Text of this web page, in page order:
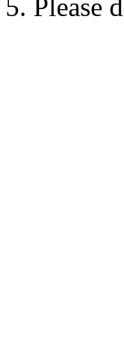
5. Please